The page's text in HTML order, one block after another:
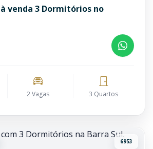
venda 3 Dormitórios no
2 Vagas 3 Quartos
6953